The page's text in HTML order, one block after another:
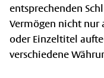
entsprechenden
Vermögen nicht nur
oder Einzeltitel
verschiedene